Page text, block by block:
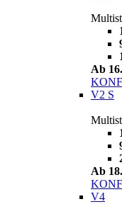
Ab
V2 S
Ab
V4